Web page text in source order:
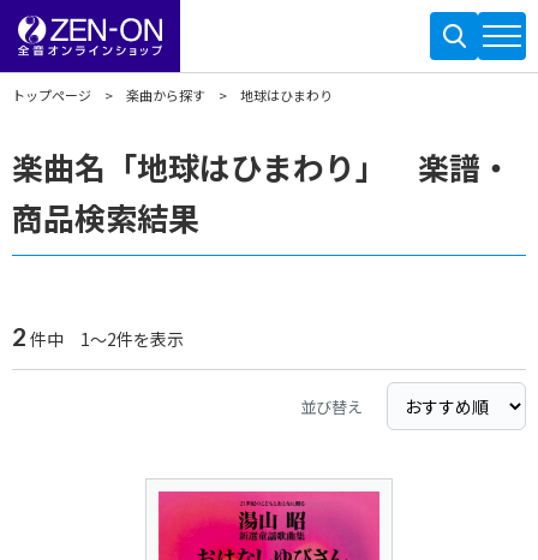
トップページ 楽曲から探す 地球はひまわり
楽曲名「地球はひまわり」 楽譜・
商品検索結果
2 件中 1～2件を表示
並び替え